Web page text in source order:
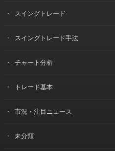
スイングトレード
スイングトレード手法
チャート分析
トレード基本
市況・注目ニュース
未分類